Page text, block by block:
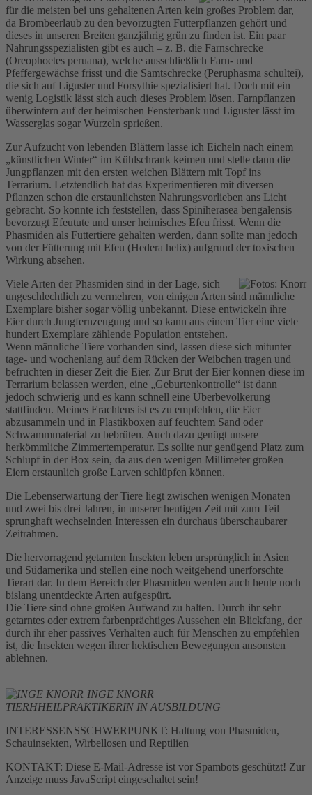
für die meisten bei uns gehaltenen Arten kein großes Problem dar,
da Brombeerlaub zu den bevorzugten Futterpflanzen gehört und
dieses in unseren Breiten ganzjährig grün zu finden ist. Ein paar
Nahrungsspezialisten gibt es auch – z. B. die Farnschrecke
(Oreophoetes peruana), welche ausschließlich Farn- und
Pfeffergewächse frisst und die Samtschrecke (Peruphasma schultei),
die sich auf Liguster und Forsythie spezialisiert hat. Doch mit ein
wenig Logistik lässt sich auch dieses Problem lösen. Farnpflanzen
überwintern auf der heimischen Fensterbank und Liguster lässt im
Wasserglas sogar Wurzeln sprießen.
Zur Aufzucht von lebenden Blättern lasse ich Eicheln nach einem
„künstlichen Winter“ im Kühlschrank keimen und stelle dann die
Jungpflanzen mit den ersten weichen Blättern mit Topf ins
Terrarium. Letztendlich hat das Experimentieren mit diversen
Pflanzen schon die erstaunlichsten Nahrungsvorlieben ans Licht
gebracht. So konnte ich feststellen, dass Spiniherasea bengalensis
bevorzugt Efeutute und unser heimisches Efeu frisst. Wenn die
Phasmiden als Futtertiere gehalten werden, dann sollte man jedoch
von der Fütterung mit Efeu (Hedera helix) aufgrund der toxischen
Wirkung absehen.
Viele Arten der Phasmiden sind in der Lage, sich
ungeschlechtlich zu vermehren, von einigen Arten sind männliche
Exemplare bisher sogar völlig unbekannt. Diese entwickeln ihre
Eier durch Jungfernzeugung und so kann aus einem Tier eine viele
hundert Exemplare zählende Population entstehen.
Wenn männliche Tiere vorhanden sind, lassen diese sich mitunter
tage- und wochenlang auf dem Rücken der Weibchen tragen und
befruchten in dieser Zeit die Eier. Zur Brut der Eier können diese im
Terrarium belassen werden, eine „Geburtenkontrolle“ ist dann
jedoch schwierig und es kann schnell eine Überbevölkerung
stattfinden. Meines Erachtens ist es zu empfehlen, die Eier
abzusammeln und in Plastikboxen auf feuchtem Sand oder
Schwammmaterial zu bebrüten. Auch dazu genügt unsere
herkömmliche Zimmertemperatur. Es sollte nur genügend Platz zum
Schlupf in der Box sein, da aus den wenigen Millimeter großen
Eiern erstaunlich große Larven schlüpfen können.
Die Lebenserwartung der Tiere liegt zwischen wenigen Monaten
und zwei bis drei Jahren, in unserer heutigen Zeit mit zum Teil
sprunghaft wechselnden Interessen ein durchaus überschaubarer
Zeitrahmen.
Die hervorragend getarnten Insekten leben ursprünglich in Asien
und Südamerika und stellen eine noch weitgehend unerforschte
Tierart dar. In dem Bereich der Phasmiden werden auch heute noch
bislang unentdeckte Arten aufgespürt.
Die Tiere sind ohne großen Aufwand zu halten. Durch ihr sehr
getarntes oder extrem farbenprächtiges Aussehen ein Blickfang, der
durch ihr eher passives Verhalten auch für Menschen zu empfehlen
ist, die Insekten wegen ihrer hektischen Bewegungen ansonsten
ablehnen.
INGE KNORR
TIERHHEILPRAKTIKERIN IN AUSBILDUNG
INTERESSENSSCHWERPUNKT: Haltung von Phasmiden,
Schauinsekten, Wirbellosen und Reptilien
KONTAKT: Diese E-Mail-Adresse ist vor Spambots geschützt! Zur
Anzeige muss JavaScript eingeschaltet sein!